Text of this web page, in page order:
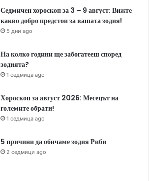
Седмичен хороскоп за 3 – 9 август: Вижте
какво добро предстои за вашата зодия!
5 дни ago
На колко години ще забогатееш според
зодията?
1 седмица ago
Хороскоп за август 2026: Месецът на
големите обрати!
1 седмица ago
5 причини да обичаме зодия Риби
2 седмици ago